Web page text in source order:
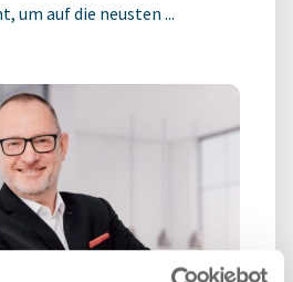
um auf die neusten ...